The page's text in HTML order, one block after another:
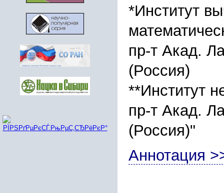
*Институт
пр-т Акад.
(Россия)
**Институт
пр-т Акад.
(Россия)"
Аннотация